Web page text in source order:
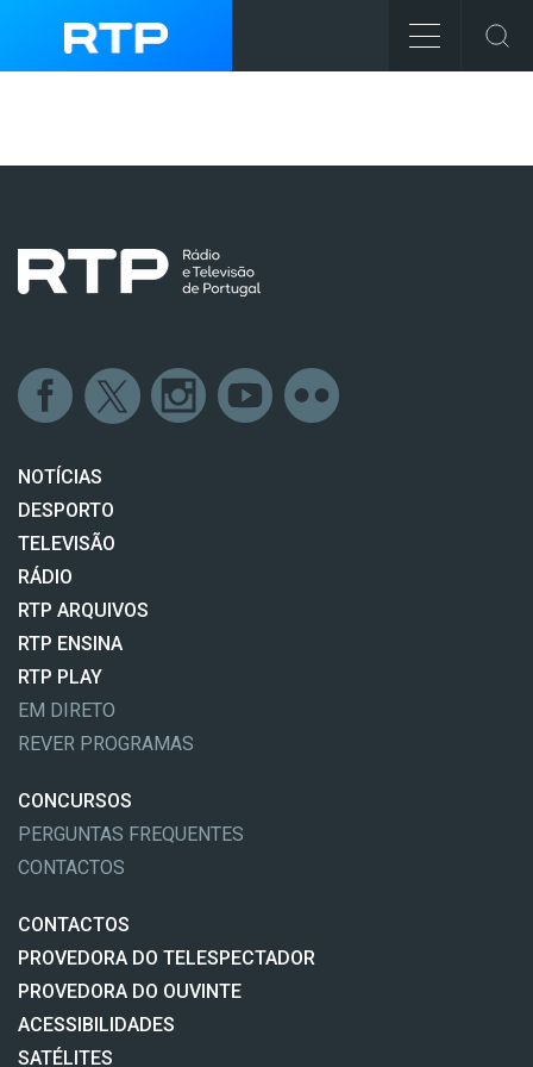
NOTÍCIAS
DESPORTO
TELEVISÃO
RÁDIO
RTP ARQUIVOS
RTP ENSINA
RTP PLAY
EM DIRETO
REVER PROGRAMAS
CONCURSOS
PERGUNTAS FREQUENTES
CONTACTOS
CONTACTOS
PROVEDORA DO TELESPECTADOR
PROVEDORA DO OUVINTE
ACESSIBILIDADES
SATÉLITES